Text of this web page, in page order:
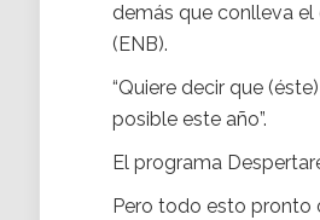
demás que conlleva el
(ENB).
“Quiere decir que
posible este año”.
El programa
Pero todo esto pronto